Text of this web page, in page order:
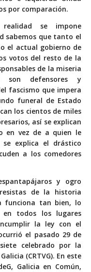
por comparación.
se impone
sabemos que tanto el
el actual gobierno de
votos del resto de la
de la miseria
son defensores y
fascismo que impera
funeral de Estado
los cientos de miles
así se explican
en vez de a quien le
se explica el drástico
a los comedores
y ogro
de la historia
funciona tan bien, lo
en todos los lugares
la ley con el
el pasado 29 de
celebrado por la
(CRTVG). En este
Galicia en Común,